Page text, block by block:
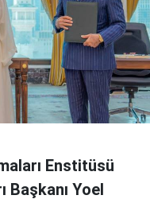
Enstitüsü
Başkanı Yoel